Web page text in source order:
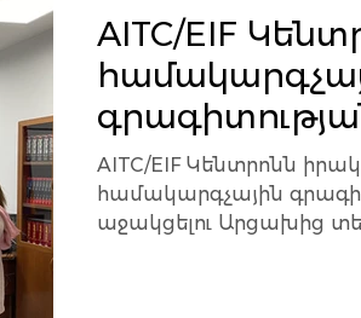
AITC/EIF
դասընթացը
համար
AITC/EIF Կենտրոնն
համակարգչային
աջակցելու Արցախից